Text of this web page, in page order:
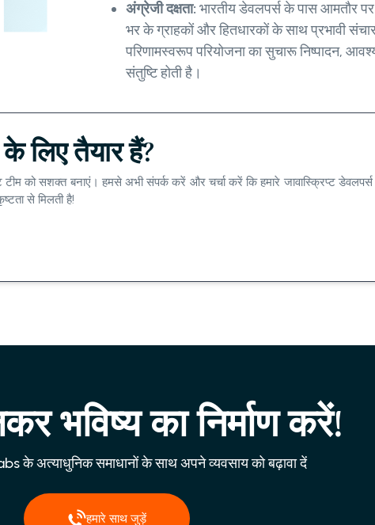
अंग्रेजी दक्षता: भारतीय डेवलपर्स के पास आमतौर
भर के ग्राहकों और हितधारकों के साथ प्रभावी
परिणामस्वरूप परियोजना का सुचारू निष्पादन,
संतुष्टि होती है।
लिए तैयार हैं?
को सशक्त बनाएं। हमसे अभी संपर्क करें और चर्चा करें कि हमारे जावास्क्रिप्ट
से मिलती है!
भविष्य का निर्माण करें!
के अत्याधुनिक समाधानों के साथ अपने व्यवसाय को बढ़ावा दें
हमारे साथ जुड़ें